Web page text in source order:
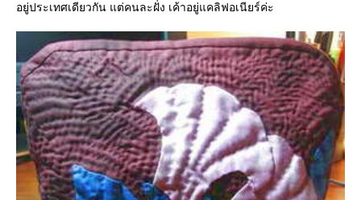
อยู่ประเทศเดียวกัน แต่คนละฝั่ง เค้าอยู่แคลิฟอเนียร์ค่ะ